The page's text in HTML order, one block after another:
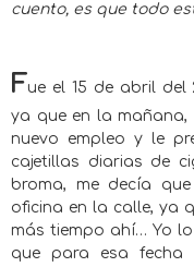
cuento, es que todo
Fue el 15 de abril del
ya que en la
nuevo empleo y le
cajetillas diarias de
broma, me decía
oficina en la calle, ya
más tiempo ahí… Yo
que para esa fecha